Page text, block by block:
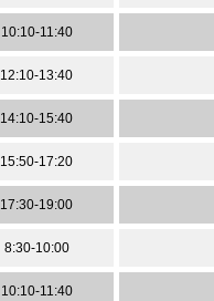
10:10-11:40
12:10-13:40
14:10-15:40
15:50-17:20
17:30-19:00
8:30-10:00
10:10-11:40